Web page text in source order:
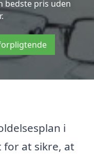
bedste pris uden
i
for at sikre, at